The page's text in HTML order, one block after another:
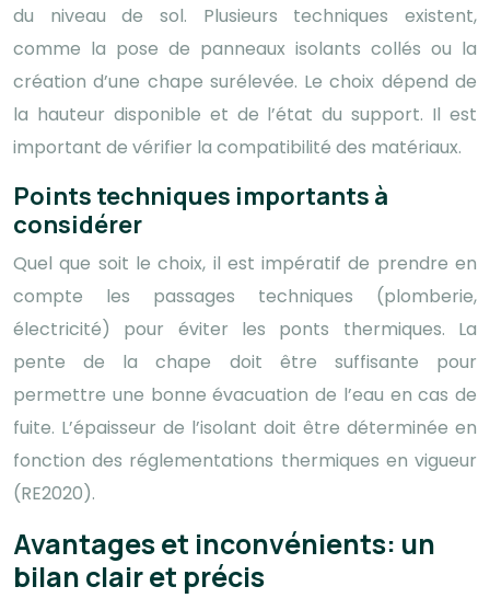
du niveau de sol. Plusieurs techniques existent,
comme la pose de panneaux isolants collés ou la
création d’une chape surélevée. Le choix dépend de
la hauteur disponible et de l’état du support. Il est
important de vérifier la compatibilité des matériaux.
Points techniques importants à
considérer
Quel que soit le choix, il est impératif de prendre en
compte les passages techniques (plomberie,
électricité) pour éviter les ponts thermiques. La
pente de la chape doit être suffisante pour
permettre une bonne évacuation de l’eau en cas de
fuite. L’épaisseur de l’isolant doit être déterminée en
fonction des réglementations thermiques en vigueur
(RE2020).
Avantages et inconvénients: un
bilan clair et précis